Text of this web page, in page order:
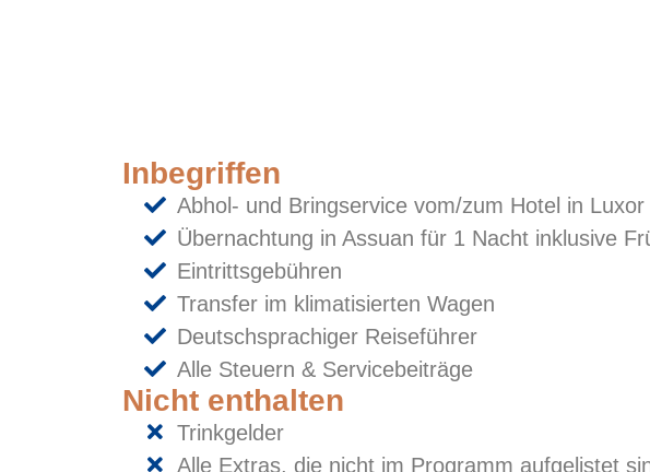
Inbegriffen
Abhol- und Bringservice vom/zum Hotel in Luxor
Übernachtung in Assuan für 1 Nacht inklusive
Eintrittsgebühren
Transfer im klimatisierten Wagen
Deutschsprachiger Reiseführer
Alle Steuern & Servicebeiträge
Nicht enthalten
Trinkgelder
Alle Extras, die nicht im Programm aufgelistet